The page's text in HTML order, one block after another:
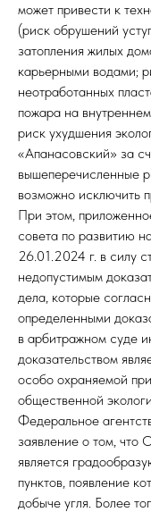
может привести к
(риск обрушений
затопления жилых
карьерными водами;
неотработанных
пожара на
риск ухудшения
«Апанасовский» за
вышеперечисленные
возможно исключить
При этом,
совета по развитию
26.01.2024 г. в силу
недопустимым
дела, которые
определенными
в арбитражном суде
доказательством
особо охраняемой
общественной
Федеральное
заявление о том,
является
пунктов, появление
добыче угля. Более